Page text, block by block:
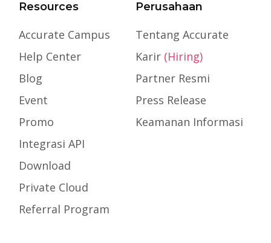
Resources
Accurate Campus
Help Center
Blog
Event
Promo
Integrasi API
Download
Private Cloud
Referral Program
Perusahaan
Tentang Accurate
Karir (Hiring)
Partner Resmi
Press Release
Keamanan Informasi